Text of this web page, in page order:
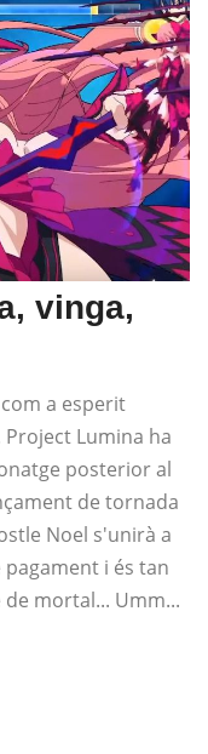
vinga,
a esperit
Project Lumina ha
posterior al
de tornada
Noel s'unirà a
i és tan
mortal... Umm...